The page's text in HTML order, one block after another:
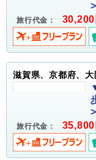
旅行代金：
滋賀県、京都府、
旅行代金：